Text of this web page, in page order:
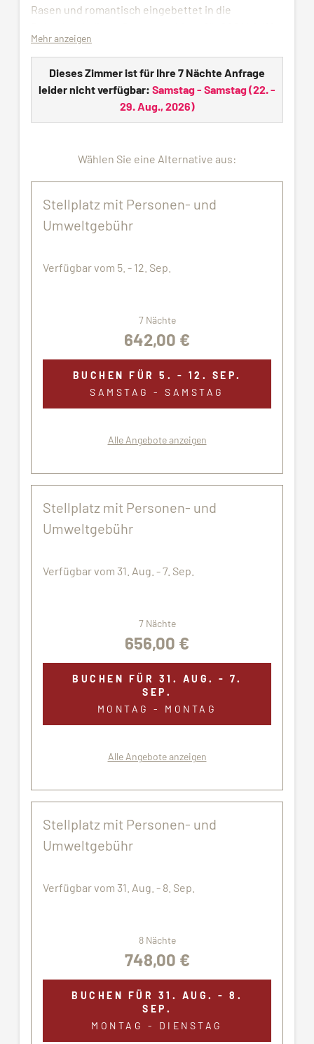
Rasen und romantisch eingebettet in die
Ampere (CEE-Stecker), Gas- sowie TV-Anschluss.
Stromverteilungsspesen werden nach Verbrauch
mit € 1 pro kw/H verrechnet. Der Gasverbauch wird
mit € 10​​​,00 pro m3 verrechnet. Ganzjährig Wasser-
und Abwasseranschluss.
Der zugewiesene Stellplatz entspricht
möglicherweise nicht genau den gezeigten
Bildern.
Mehr anzeigen
Dieses Zimmer ist für Ihre 7 Nächte Anfrage
leider nicht verfügbar: Samstag - Samstag(22. -
29. Aug., 2026)
Wählen Sie eine Alternative aus:
Stellplatz mit Personen- und
Umweltgebühr
Verfügbar vom 5. - 12. Sep.
7 Nächte
642,00 €
BUCHEN FÜR 5. - 12. SEP.
SAMSTAG - SAMSTAG
Alle Angebote anzeigen
Stellplatz mit Personen- und
Umweltgebühr
Verfügbar vom 31. Aug. - 7. Sep.
7 Nächte
656,00 €
BUCHEN FÜR 31. AUG. - 7.
SEP.
MONTAG - MONTAG
Alle Angebote anzeigen
Stellplatz mit Personen- und
Umweltgebühr
Verfügbar vom 31. Aug. - 8. Sep.
8 Nächte
748,00 €
BUCHEN FÜR 31. AUG. - 8.
SEP.
MONTAG - DIENSTAG